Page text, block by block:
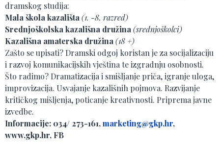
dramskog studija:
Mala škola kazališta(1. -8. razred)
Srednjoškolska kazališna družina(srednjoškolci)
Kazališna amaterska družina(18 +)
Zašto se upisati? Dramski odgoj koristan je za socijalizaciju
i razvoj komunikacijskih vještina te izgradnju osobnosti.
Što radimo? Dramatizacija i smišljanje priča, igranje uloga,
improvizacija. Usvajanje kazališnih pojmova. Razvijanje
kritičkog mišljenja, poticanje kreativnosti. Priprema javne
izvedbe.
Informacije: 034/ 273-161,marketing@gkp.hr,
www.gkp.hr, FB